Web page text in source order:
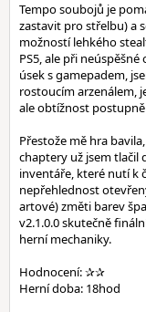
Tempo soubojů je
zastavit pro střelbu) a
možností lehkého
PS5, ale při
úsek s gamepadem,
rostoucím arzenálem,
ale obtížnost
Přestože mě hra
chaptery už jsem tlačil
inventáře, které nutí k
nepřehlednost
artové) změti barev
v2.1.0.0 skutečně
herní mechaniky.
Hodnocení: ✰✰
Herní doba: 18hod